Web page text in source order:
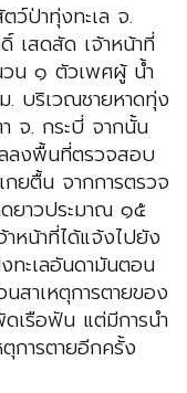
ว์ป่าทุ่งทะเล จ.
เสดสัด เจ้าหน้าที่
วน ๑ ตัวเพศผู้ น้ำ
บริเวณชายหาดทุ่ง
จ. กระบี่ จากนั้น
ลลงพื้นที่ตรวจสอบ
ยตื้น จากการตรวจ
ยาวประมาณ ๑๕
หน้าที่ได้แจ้งไปยัง
ทะเลอันดามันตอน
สาเหตุการตายของ
เรือฟัน แต่มีการนำ
การตายอีกครั้ง